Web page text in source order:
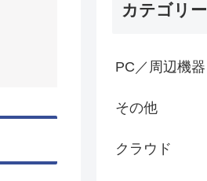
カテゴリー
PC／周辺機器
その他
クラウド